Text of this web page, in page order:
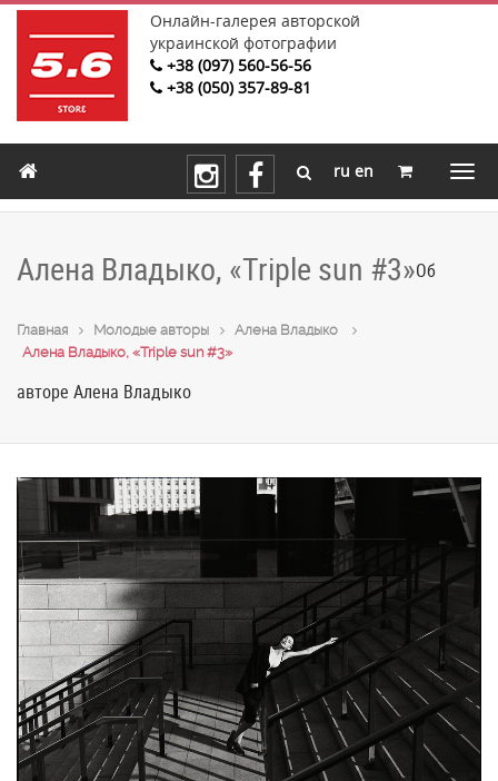
Онлайн-галерея авторской
украинской фотографии
+38 (097) 560-56-56
+38 (050) 357-89-81
ru en
Алена Владыко, «Triple sun #3»
Главная Молодые авторы
Алена Владыко
Алена Владыко, «Triple sun #3»
Об
авторе Алена Владыко